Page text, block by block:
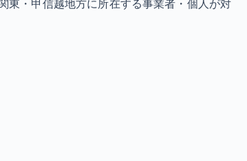
東・甲信越地方に所在する事業者・個人が対